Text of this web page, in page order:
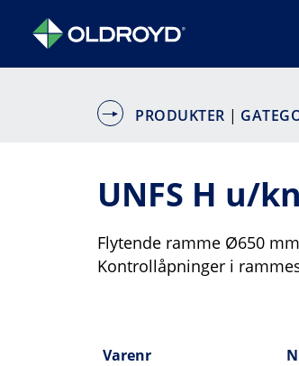
PRODUKTER |
UNFS H u/
Flytende ramme Ø650
Kontrollåpninger i
Varenr